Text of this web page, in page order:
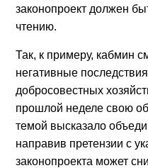
законопроект должен
чтению.
Так, к примеру, кабмин
негативные
добросовестных
прошлой неделе свою
темой высказало
направив претензии с
законопроекта может